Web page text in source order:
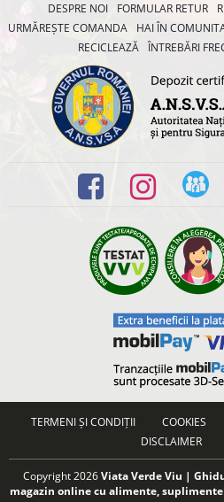
DESPRE NOI FORMULAR RETUR
URMĂREȘTE COMANDA
HAI ÎN
RECICLEAZĂ ÎNTREBĂRI
TERMENI ȘI CONDIȚII COOKIES
DISCLAIMER
Copyright 2026Viata Verde Viu |
magazin online cu alimente,